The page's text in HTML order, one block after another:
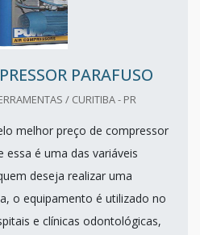
PARAFUSO
/ CURITIBA - PR
melhor preço de compressor
essa é uma das variáveis
deseja realizar uma
o equipamento é utilizado no
e clínicas odontológicas,